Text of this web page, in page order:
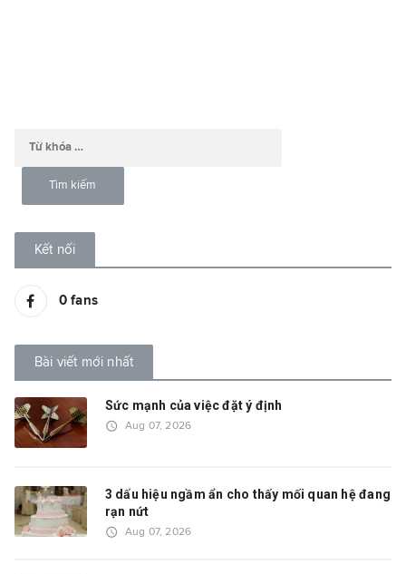
Kết nối
0fans
Bài viết mới nhất
Sức mạnh của việc đặt ý định
access_time Aug 07, 2026
3 dấu hiệu ngầm ẩn cho thấy mối quan hệ đang
rạn nứt
access_time Aug 07, 2026